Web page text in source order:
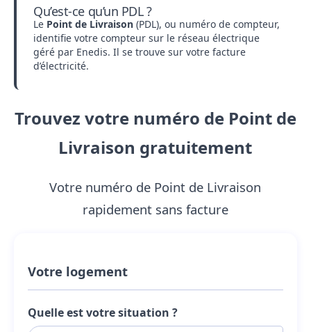
Qu’est-ce qu’un PDL ?
Le Point de Livraison (PDL), ou numéro de compteur,
identifie votre compteur sur le réseau électrique
géré par Enedis. Il se trouve sur votre facture
d’électricité.